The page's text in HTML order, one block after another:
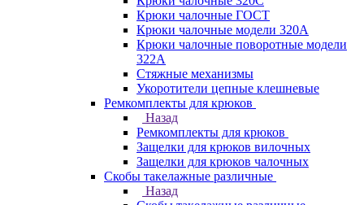
Крюки чалочные ГОСТ
Крюки чалочные модели 320А
Крюки чалочные поворотные модели
322А
Стяжные механизмы
Укоротители цепные клешневые
Ремкомплекты для крюков
Назад
Ремкомплекты для крюков
Защелки для крюков вилочных
Защелки для крюков чалочных
Скобы такелажные различные
Назад